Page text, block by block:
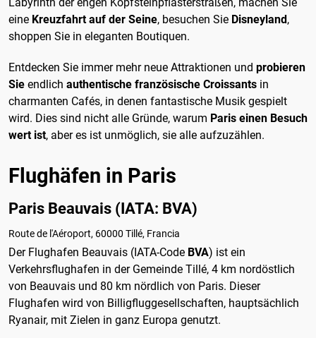
Labyrinth der engen Kopfsteinpflasterstraßen, machen Sie
eine Kreuzfahrt auf der Seine, besuchen Sie Disneyland ,
shoppen Sie in eleganten Boutiquen.
Entdecken Sie immer mehr neue Attraktionen und probieren
Sie endlich authentische französische Croissants in
charmanten Cafés, in denen fantastische Musik gespielt
wird. Dies sind nicht alle Gründe, warum Paris einen Besuch
wert ist, aber es ist unmöglich, sie alle aufzuzählen.
Flughäfen in Paris
Paris Beauvais (IATA: BVA)
Route de l'Aéroport, 60000 Tillé, Francia
Der Flughafen Beauvais (IATA-Code BVA) ist ein
Verkehrsflughafen in der Gemeinde Tillé, 4 km nordöstlich
von Beauvais und 80 km nördlich von Paris. Dieser
Flughafen wird von Billigfluggesellschaften, hauptsächlich
Ryanair, mit Zielen in ganz Europa genutzt.